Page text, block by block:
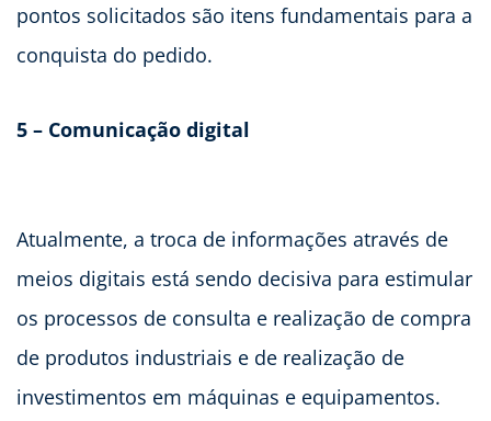
pontos solicitados são itens fundamentais para a
conquista do pedido.
5 – Comunicação digital
Atualmente, a troca de informações através de
meios digitais está sendo decisiva para estimular
os processos de consulta e realização de compra
de produtos industriais e de realização de
investimentos em máquinas e equipamentos.